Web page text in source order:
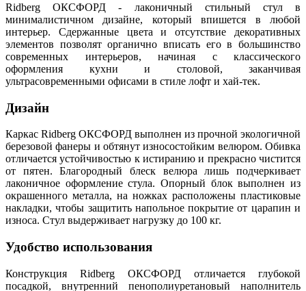
Ridberg ОКСФОРД - лаконичный стильный стул в
минималистичном дизайне, который впишется в любой
интерьер. Сдержанные цвета и отсутствие декоративных
элементов позволят органично вписать его в большинство
современных интерьеров, начиная с классического
оформления кухни и столовой, заканчивая
ультрасовременными офисами в стиле лофт и хай-тек.
Дизайн
Каркас Ridberg ОКСФОРД выполнен из прочной экологичной
березовой фанеры и обтянут износостойким велюром. Обивка
отличается устойчивостью к истиранию и прекрасно чистится
от пятен. Благородный блеск велюра лишь подчеркивает
лаконичное оформление стула. Опорный блок выполнен из
окрашенного металла, на ножках расположены пластиковые
накладки, чтобы защитить напольное покрытие от царапин и
износа. Стул выдерживает нагрузку до 100 кг.
Удобство использования
Конструкция Ridberg ОКСФОРД отличается глубокой
посадкой, внутренний пенополиуретановый наполнитель